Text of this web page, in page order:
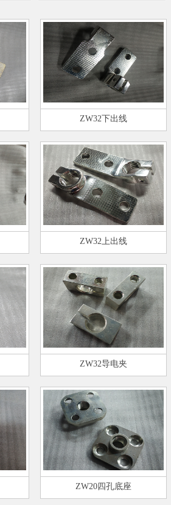
ZW32下出线
ZW32上出线
ZW32导电夹
ZW20四孔底座